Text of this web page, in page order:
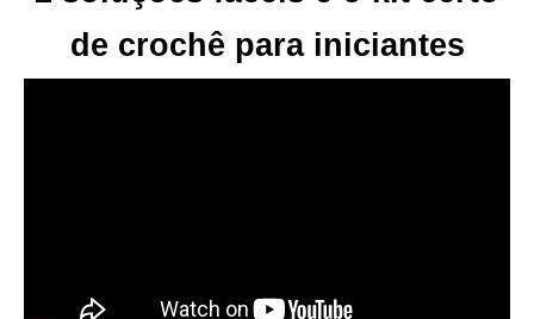
de crochê para iniciantes